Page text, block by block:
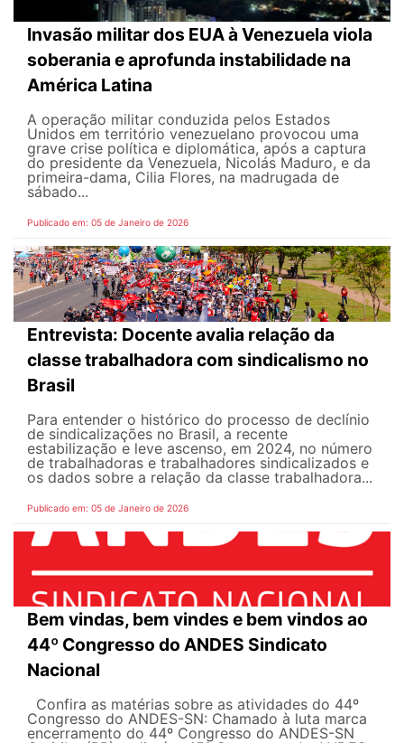
Invasão militar dos EUA à Venezuela viola
soberania e aprofunda instabilidade na
América Latina
A operação militar conduzida pelos Estados
Unidos em território venezuelano provocou uma
grave crise política e diplomática, após a captura
do presidente da Venezuela, Nicolás Maduro, e da
primeira-dama, Cilia Flores, na madrugada de
sábado...
Publicado em: 05 de Janeiro de 2026
Entrevista: Docente avalia relação da
classe trabalhadora com sindicalismo no
Brasil
Para entender o histórico do processo de declínio
de sindicalizações no Brasil, a recente
estabilização e leve ascenso, em 2024, no número
de trabalhadoras e trabalhadores sindicalizados e
os dados sobre a relação da classe trabalhadora...
Publicado em: 05 de Janeiro de 2026
Bem vindas, bem vindes e bem vindos ao
44º Congresso do ANDES Sindicato
Nacional
Confira as matérias sobre as atividades do 44º
Congresso do ANDES-SN: Chamado à luta marca
encerramento do 44º Congresso do ANDES-SN